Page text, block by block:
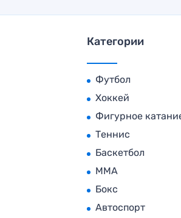
Категории
Футбол
Хоккей
Фигурное
Теннис
Баскетбол
MMA
Бокс
Автоспорт